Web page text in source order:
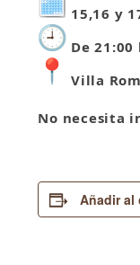
15,16 y
De 21:00
Villa
No necesita
Añadir al